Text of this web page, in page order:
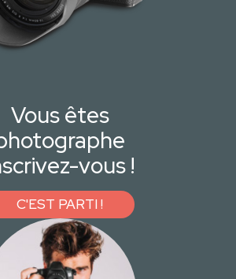
Vous êtes
vous !
C'EST PARTI !